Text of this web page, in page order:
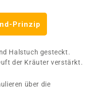
Prinzip
Halstuch ­gesteckt.
der Kräuter verstärkt.
über die